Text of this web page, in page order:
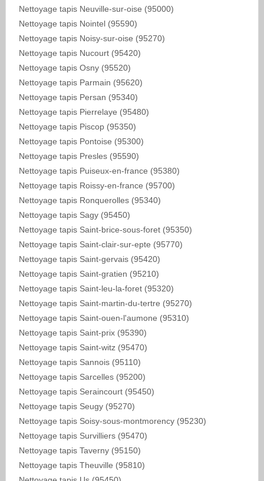
Nettoyage tapis Neuville-sur-oise (95000)
Nettoyage tapis Nointel (95590)
Nettoyage tapis Noisy-sur-oise (95270)
Nettoyage tapis Nucourt (95420)
Nettoyage tapis Osny (95520)
Nettoyage tapis Parmain (95620)
Nettoyage tapis Persan (95340)
Nettoyage tapis Pierrelaye (95480)
Nettoyage tapis Piscop (95350)
Nettoyage tapis Pontoise (95300)
Nettoyage tapis Presles (95590)
Nettoyage tapis Puiseux-en-france (95380)
Nettoyage tapis Roissy-en-france (95700)
Nettoyage tapis Ronquerolles (95340)
Nettoyage tapis Sagy (95450)
Nettoyage tapis Saint-brice-sous-foret (95350)
Nettoyage tapis Saint-clair-sur-epte (95770)
Nettoyage tapis Saint-gervais (95420)
Nettoyage tapis Saint-gratien (95210)
Nettoyage tapis Saint-leu-la-foret (95320)
Nettoyage tapis Saint-martin-du-tertre (95270)
Nettoyage tapis Saint-ouen-l'aumone (95310)
Nettoyage tapis Saint-prix (95390)
Nettoyage tapis Saint-witz (95470)
Nettoyage tapis Sannois (95110)
Nettoyage tapis Sarcelles (95200)
Nettoyage tapis Seraincourt (95450)
Nettoyage tapis Seugy (95270)
Nettoyage tapis Soisy-sous-montmorency (95230)
Nettoyage tapis Survilliers (95470)
Nettoyage tapis Taverny (95150)
Nettoyage tapis Theuville (95810)